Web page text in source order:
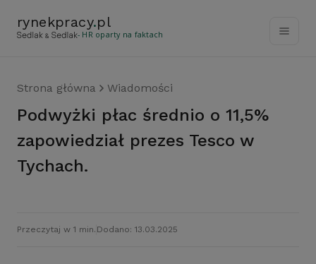
rynekpracy.pl
- HR oparty na faktach
Strona główna Wiadomości
Podwyżki płac średnio o 11,5%
zapowiedział prezes Tesco w
Tychach.
Przeczytaj w 1 min. Dodano: 13.03.2025